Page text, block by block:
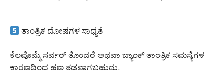
ತಾಂತ್ರಿಕ ದೋಷಗಳ ಸಾಧ್ಯತೆ
ಕೆಲವೊಮ್ಮೆ ಸರ್ವರ್ ತೊಂದರೆ ಅಥವಾ ಬ್ಯಾಂಕ್ ತಾಂತ್ರಿಕ ಸಮಸ್ಯೆಗಳ
ಕಾರಣದಿಂದ ಹಣ ತಡವಾಗಬಹುದು.